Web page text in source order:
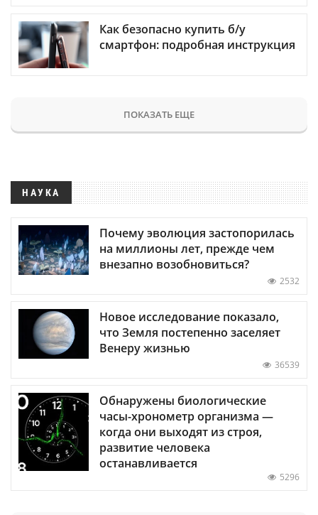
Как безопасно купить б/у
смартфон: подробная инструкция
ПОКАЗАТЬ ЕЩЕ
НАУКА
Почему эволюция застопорилась
на миллионы лет, прежде чем
внезапно возобновиться?
2532
Новое исследование показало,
что Земля постепенно заселяет
Венеру жизнью
36539
Обнаружены биологические
часы-хронометр организма —
когда они выходят из строя,
развитие человека
останавливается
5296